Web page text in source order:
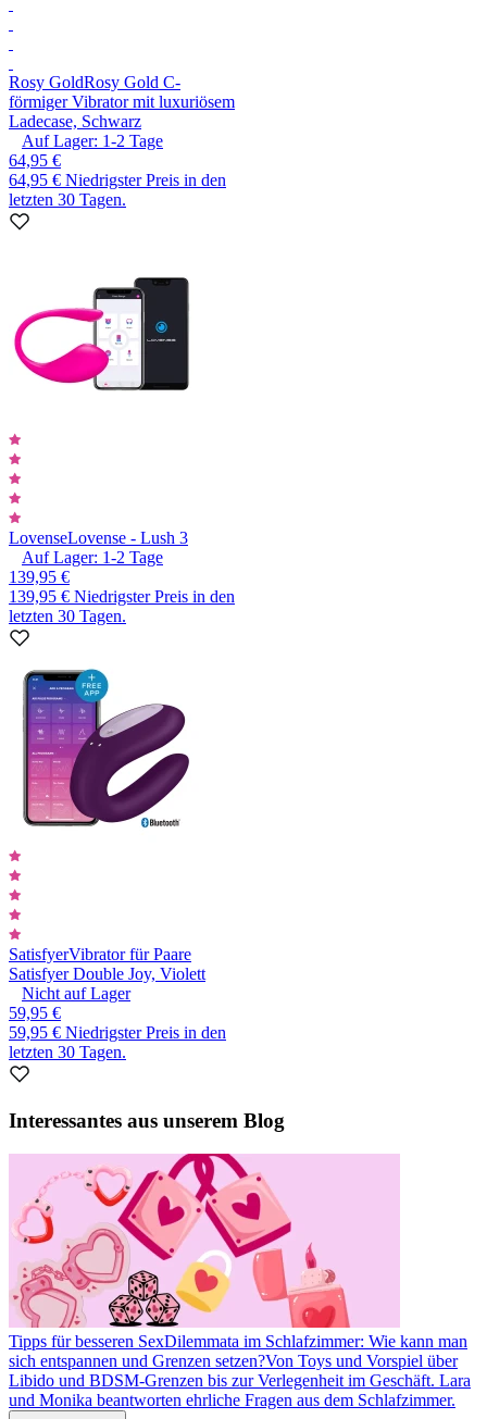
Rosy GoldRosy Gold C-
förmiger Vibrator mit luxuriösem
Ladecase, Schwarz
Auf Lager: 1-2 Tage
64,95 €
64,95 € Niedrigster Preis in den
letzten 30 Tagen.
LovenseLovense - Lush 3
Auf Lager: 1-2 Tage
139,95 €
139,95 € Niedrigster Preis in den
letzten 30 Tagen.
SatisfyerVibrator für Paare
Satisfyer Double Joy, Violett
Nicht auf Lager
59,95 €
59,95 € Niedrigster Preis in den
letzten 30 Tagen.
Interessantes aus unserem Blog
Tipps für besseren SexDilemmata im Schlafzimmer: Wie kann man
sich entspannen und Grenzen setzen?Von Toys und Vorspiel über
Libido und BDSM-Grenzen bis zur Verlegenheit im Geschäft. Lara
und Monika beantworten ehrliche Fragen aus dem Schlafzimmer.